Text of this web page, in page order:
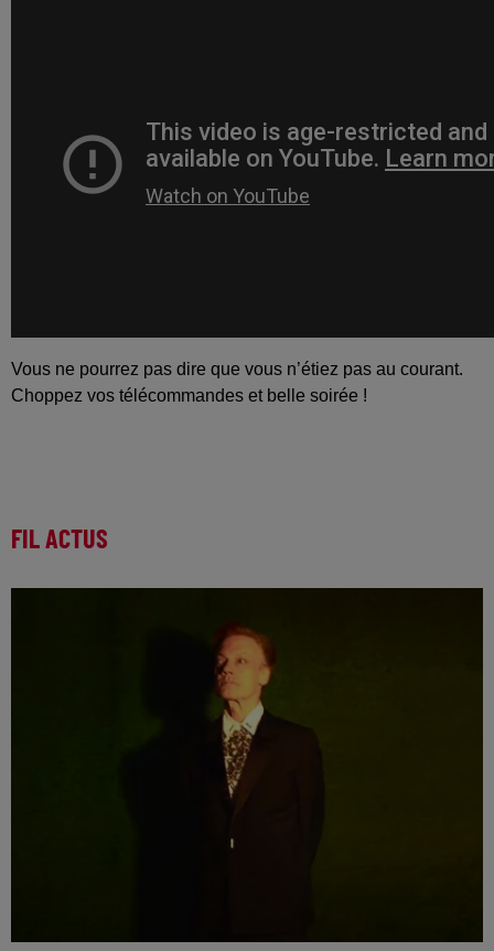
Vous ne pourrez pas dire que vous n’étiez pas au courant.
Choppez vos télécommandes et belle soirée !
FIL ACTUS